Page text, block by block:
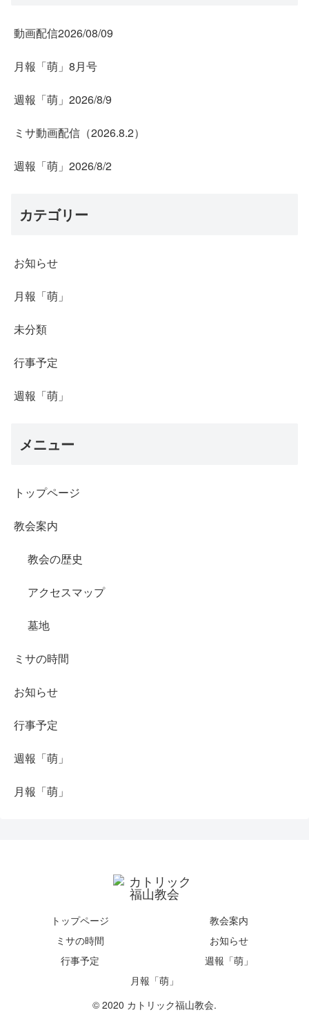
動画配信2026/08/09
月報「萌」8月号
週報「萌」2026/8/9
ミサ動画配信（2026.8.2）
週報「萌」2026/8/2
カテゴリー
お知らせ
月報「萌」
未分類
行事予定
週報「萌」
メニュー
トップページ
教会案内
教会の歴史
アクセスマップ
墓地
ミサの時間
お知らせ
行事予定
週報「萌」
月報「萌」
トップページ
教会案内
ミサの時間
お知らせ
行事予定
週報「萌」
月報「萌」
© 2020 カトリック福山教会.